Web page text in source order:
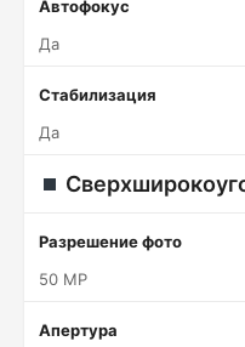
Автофокус
Да
Стабилизация
Да
Разрешение фото
50 MP
Апертура